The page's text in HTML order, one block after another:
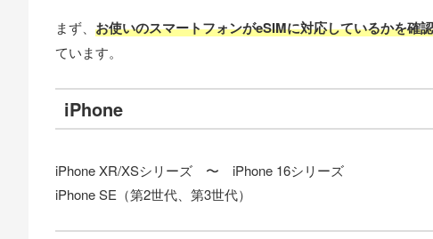
まず、 お使いのスマートフォンがeSIMに対応しているかを確
ています。
iPhone
iPhone XR/XSシリーズ 〜 iPhone 16シリーズ
iPhone SE（第2世代、第3世代）